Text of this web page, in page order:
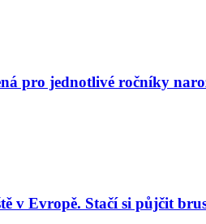
pro jednotlivé ročníky
v Evropě. Stačí si půjčit